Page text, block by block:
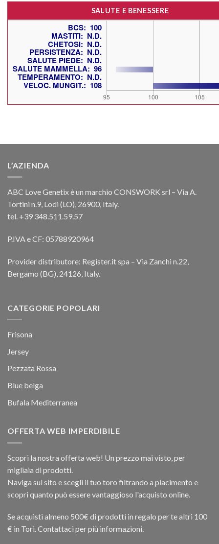
SALUTE E BENESSERE
L’AZIENDA
ABC Love Genetix è un marchio CONSWORK srl – Via A.
Tortini n.9, Lodi (LO), 26900, Italy.
tel. +39 348.511.59.57
P.IVA e CF: 05788920964
Provider distributore: Register.it spa – Via Zanchi n.22,
Bergamo (BG), 24126, Italy.
CATEGORIE POPOLARI
Frisona
Jersey
Pezzata Rossa
Blue belga
Bufala Mediterranea
OFFERTA WEB IMPERDIBILE
Scopri la nostra offerta web! Un prezzo mai visto, per
migliaia di prodotti.
Naviga sul sito e scegli il tuo toro filtrando a piacimento e
scopri quanto può essere vantaggioso l'acquisto online.
Se acquisti almeno 500€ di prodotti in regalo per te altri 100
€ in Tori. Contattaci per più informazioni.